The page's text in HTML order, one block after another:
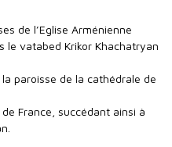
de l’Eglise Arménienne
le vatabed Krikor Khachatryan
paroisse de la cathédrale de
France, succédant ainsi à